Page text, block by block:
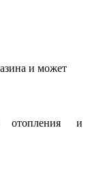
и может
отопления и